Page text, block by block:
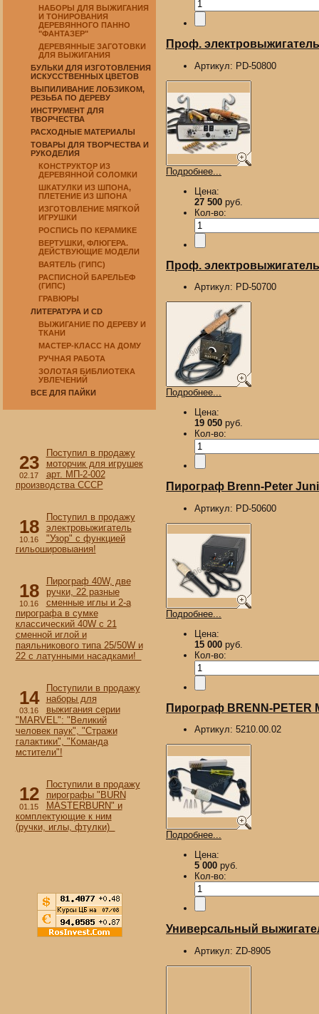
НАБОРЫ ДЛЯ ВЫЖИГАНИЯ
И ТОНИРОВАНИЯ
ДЕРЕВЯННОГО ПАННО
"ФАНТАЗЕР"
ДЕРЕВЯННЫЕ ЗАГОТОВКИ
ДЛЯ ВЫЖИГАНИЯ
БУЛЬКИ ДЛЯ ИЗГОТОВЛЕНИЯ
ИСКУССТВЕННЫХ ЦВЕТОВ
ВЫПИЛИВАНИЕ ЛОБЗИКОМ,
РЕЗЬБА ПО ДЕРЕВУ
ИНСТРУМЕНТ ДЛЯ
ТВОРЧЕСТВА
РАСХОДНЫЕ МАТЕРИАЛЫ
ТОВАРЫ ДЛЯ ТВОРЧЕСТВА И
РУКОДЕЛИЯ
КОНСТРУКТОР ИЗ
ДЕРЕВЯННОЙ СОЛОМКИ
ШКАТУЛКИ ИЗ ШПОНА,
ПЛЕТЕНИЕ ИЗ ШПОНА
ИЗГОТОВЛЕНИЕ МЯГКОЙ
ИГРУШКИ
РОСПИСЬ ПО КЕРАМИКЕ
ВЕРТУШКИ, ФЛЮГЕРА.
ДЕЙСТВУЮЩИЕ МОДЕЛИ
ВАЯТЕЛЬ (ГИПС)
РАСПИСНОЙ БАРЕЛЬЕФ
(ГИПС)
ГРАВЮРЫ
ЛИТЕРАТУРА И CD
ВЫЖИГАНИЕ ПО ДЕРЕВУ И
ТКАНИ
МАСТЕР-КЛАСС НА ДОМУ
РУЧНАЯ РАБОТА
ЗОЛОТАЯ БИБЛИОТЕКА
УВЛЕЧЕНИЙ
ВСЕ ДЛЯ ПАЙКИ
23
02.17
Поступил в продажу
моторчик для игрушек
арт. МП-2-002
производства СССР
18
10.16
Поступил в продажу
электровыжигатель
"Узор" с функцией
гильошировыания!
18
10.16
Пирограф 40W, две
ручки, 22 разные
сменные иглы и 2-а
пирографа в сумке
классический 40W с 21
сменной иглой и
паяльникового типа 25/50W и
22 с латунными насадками!
14
03.16
Поступили в продажу
наборы для
выжигания серии
"MARVEL": "Великий
человек паук", "Стражи
галактики", "Команда
мстители"!
12
01.15
Поступили в продажу
пирографы "BURN
MASTERBURN" и
комплектующие к ним
(ручки, иглы, фтулки)
Проф.
Артикул: PD-50800
Подробнее...
Цена:
27 500 руб.
Кол-во:
Проф.
Артикул: PD-50700
Подробнее...
Цена:
19 050 руб.
Кол-во:
Пирограф Brenn-Peter
Артикул: PD-50600
Подробнее...
Цена:
15 000 руб.
Кол-во:
Пирограф BRENN-PETER
Артикул: 5210.00.02
Подробнее...
Цена:
5 000 руб.
Кол-во:
Универсальный
Артикул: ZD-8905